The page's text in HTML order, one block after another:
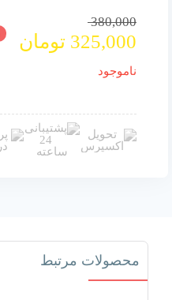
380,000
قیمت
اصلی
325,000 تومان
قیمت
فعلی
ناموجود
محصولات مرتبط